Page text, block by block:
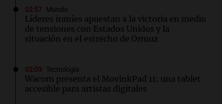
02:57 Mundo
Líderes iraníes apuestan a la victoria en medio
de tensiones con Estados Unidos y la
situación en el estrecho de Ormuz
02:03 Tecnología
Wacom presenta el MovinkPad 11: una tablet
accesible para artistas digitales